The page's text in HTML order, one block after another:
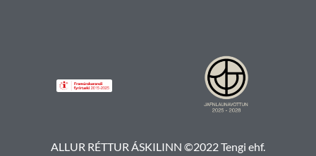
ALLUR RÉTTUR ÁSKILINN ©2022 Tengi ehf.